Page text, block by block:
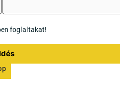
foglaltakat!